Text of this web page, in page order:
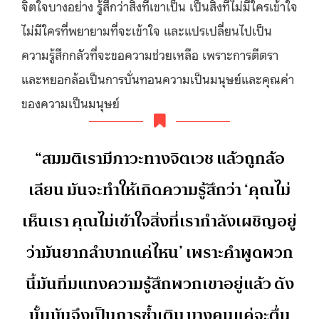
จิตใจบางอย่าง รู้สึกว่าสิ่งที่เขาเป็น เป็นสิ่งที่ไม่มีใครเข้าใจ
ไม่มีใครที่พยายามที่จะเข้าใจ และแปรเปลี่ยนไปเป็น
ความรู้สึกกลัวที่จะขอความช่วยเหลือ เพราะการตีตรา
และหยอกล้อเป็นการบั่นทอนความเป็นมนุษย์และคุณค่า
ของความเป็นมนุษย์
“สมมติเรามีภาวะทางจิตเวช แล้วถูกล้อ
เลียน มันจะทำให้เกิดความรู้สึกว่า ‘คุณไม่
เห็นเรา คุณไม่เข้าใจสิ่งที่เรากำลังเผชิญอยู่
ว่ามันยากลำบากแค่ไหน’ เพราะคำพูดพวก
นี้มันทิ่มแทงความรู้สึกพวกเขาอยู่แล้ว ดัง